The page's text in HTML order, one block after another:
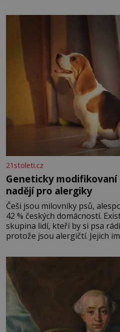
povaze, ale i v potřebách
Ženy narozené ve znamení
nesou žár, odvahu a
21stoleti.cz
Geneticky
nadějí pro alergiky
Češi jsou milovníky psů,
42 % českých domácností.
skupina lidí, kteří by si psa
protože jsou alergičtí. Jejich